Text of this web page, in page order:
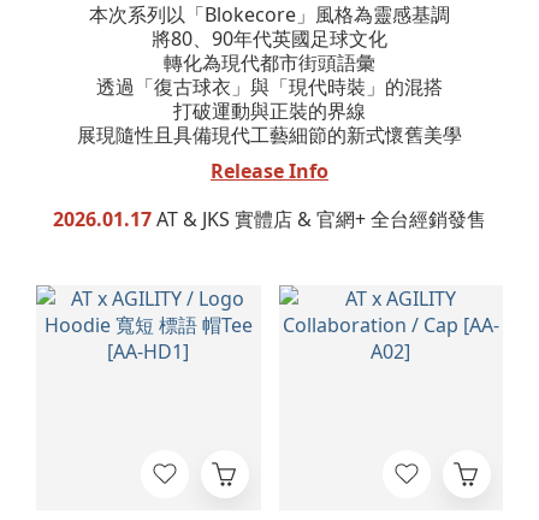
本次系列以「Blokecore」風格為靈感基調
將80、90年代英國足球文化
轉化為現代都市街頭語彙
透過「復古球衣」與「現代時裝」的混搭
打破運動與正裝的界線
展現隨性且具備現代工藝細節的新式懷舊美學
Release Info
2026.01.17AT & JKS 實體店 & 官網+ 全台經銷發售